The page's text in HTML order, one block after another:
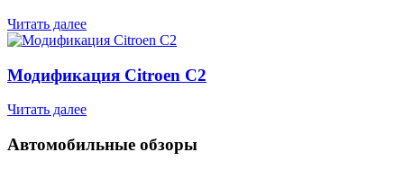
Читать далее
Модификация Citroen С2
Читать далее
Автомобильные обзоры